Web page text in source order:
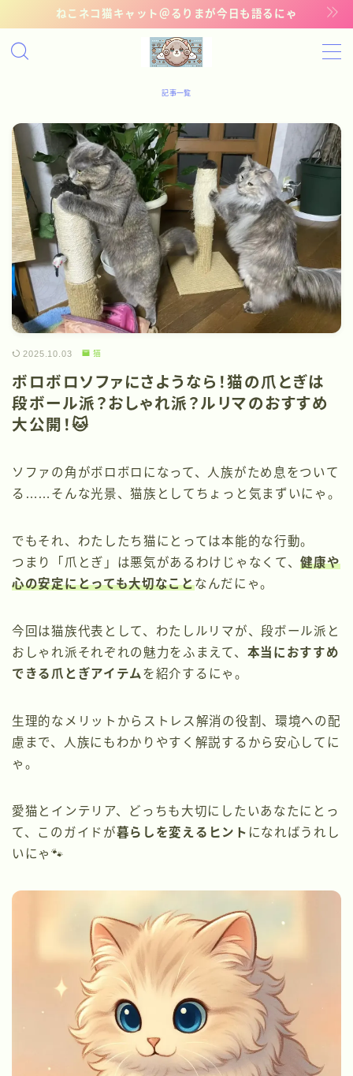
ねこネコ猫キャット＠るりまが今日も語るにゃ
MENU
管理猫ギャラリー
お問い合わせ
記事一覧
2025.10.03 猫
ボロボロソファにさようなら！猫の爪とぎは
段ボール派？おしゃれ派？ルリマのおすすめ
大公開！🐱
ソファの角がボロボロになって、人族がため息をついて
る……そんな光景、猫族としてちょっと気まずいにゃ。
でもそれ、わたしたち猫にとっては本能的な行動。
つまり「爪とぎ」は悪気があるわけじゃなくて、健康や
心の安定にとっても大切なことなんだにゃ。
今回は猫族代表として、わたしルリマが、段ボール派と
おしゃれ派それぞれの魅力をふまえて、 本当におすすめ
できる爪とぎアイテムを紹介するにゃ。
生理的なメリットからストレス解消の役割、環境への配
慮まで、人族にもわかりやすく解説するから安心してに
ゃ。
愛猫とインテリア、どっちも大切にしたいあなたにとっ
て、このガイドが暮らしを変えるヒント になればうれし
いにゃ🐾